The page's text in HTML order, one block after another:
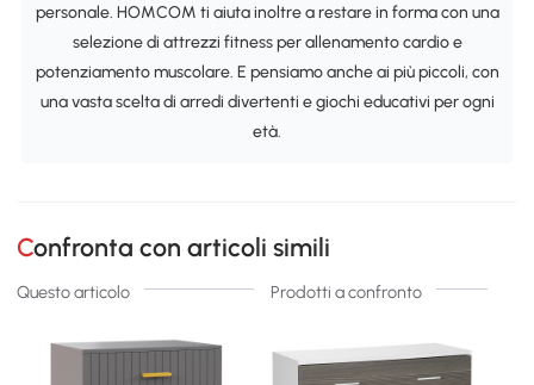
personale. HOMCOM ti aiuta inoltre a restare in forma con una
selezione di attrezzi fitness per allenamento cardio e
potenziamento muscolare. E pensiamo anche ai più piccoli, con
una vasta scelta di arredi divertenti e giochi educativi per ogni
età.
Confronta con articoli simili
Questo articolo Prodotti a confronto